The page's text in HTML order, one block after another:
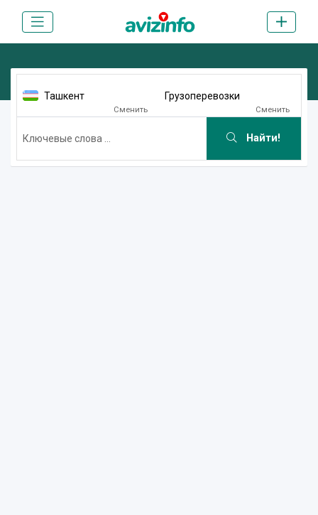
Ташкент
Сменить
Грузоперевозки
Сменить
Найти!